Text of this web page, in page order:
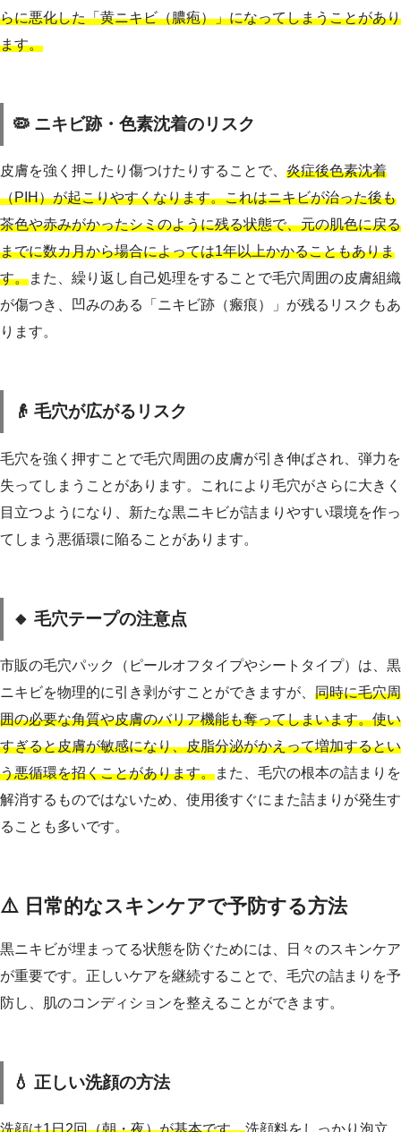
らに悪化した「黄ニキビ（膿疱）」になってしまうことがあり
ます。
🦠 ニキビ跡・色素沈着のリスク
皮膚を強く押したり傷つけたりすることで、 炎症後色素沈着
（PIH）が起こりやすくなります。これはニキビが治った後も
茶色や赤みがかったシミのように残る状態で、元の肌色に戻る
までに数カ月から場合によっては1年以上かかることもありま
す。また、繰り返し自己処理をすることで毛穴周囲の皮膚組織
が傷つき、凹みのある「ニキビ跡（瘢痕）」が残るリスクもあ
ります。
👴 毛穴が広がるリスク
毛穴を強く押すことで毛穴周囲の皮膚が引き伸ばされ、弾力を
失ってしまうことがあります。これにより毛穴がさらに大きく
目立つようになり、新たな黒ニキビが詰まりやすい環境を作っ
てしまう悪循環に陥ることがあります。
🔸 毛穴テープの注意点
市販の毛穴パック（ピールオフタイプやシートタイプ）は、黒
ニキビを物理的に引き剥がすことができますが、 同時に毛穴周
囲の必要な角質や皮膚のバリア機能も奪ってしまいます。使い
すぎると皮膚が敏感になり、皮脂分泌がかえって増加するとい
う悪循環を招くことがあります。また、毛穴の根本の詰まりを
解消するものではないため、使用後すぐにまた詰まりが発生す
ることも多いです。
⚠️ 日常的なスキンケアで予防する方法
黒ニキビが埋まってる状態を防ぐためには、日々のスキンケア
が重要です。正しいケアを継続することで、毛穴の詰まりを予
防し、肌のコンディションを整えることができます。
💧 正しい洗顔の方法